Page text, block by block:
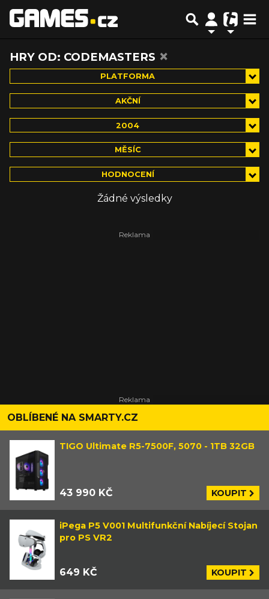
HRY OD: CODEMASTERS ×
PLATFORMA
AKČNÍ
2004
MĚSÍC
HODNOCENÍ
Žádné výsledky
OBLÍBENÉ NA SMARTY.CZ
TIGO Ultimate R5-7500F, 5070 - 1TB 32GB
43 990 KČ KOUPIT
iPega P5 V001 Multifunkční Nabíjecí Stojan
pro PS VR2
649 KČ KOUPIT